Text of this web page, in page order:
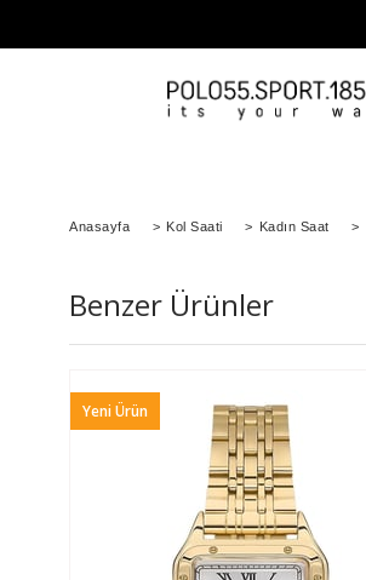
Anasayfa > Kol Saati > Kadın Saat >
Benzer Ürünler
Yeni Ürün